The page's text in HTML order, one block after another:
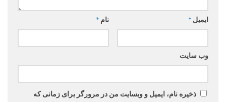
نام * ایمیل *
وب‌ سایت
ذخیره نام، ایمیل و وبسایت من در مرورگر برای زمانی که